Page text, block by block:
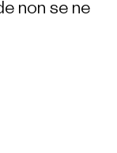
non se ne